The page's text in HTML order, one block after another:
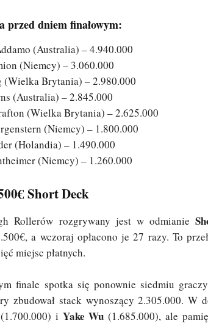
przed dniem finałowym:
(Australia) – 4.940.000
(Niemcy) – 3.060.000
(Wielka Brytania) – 2.980.000
(Australia) – 2.845.000
(Wielka Brytania) – 2.625.000
(Niemcy) – 1.800.000
(Holandia) – 1.490.000
(Niemcy) – 1.260.000
Short Deck
Rollerów rozgrywany jest w odmianie
a wczoraj opłacono je 27 razy. To
miejsc płatnych.
finale spotka się ponownie siedmiu
zbudował stack wynoszący 2.305.000. W
(1.700.000) i Yake Wu (1.685.000), ale